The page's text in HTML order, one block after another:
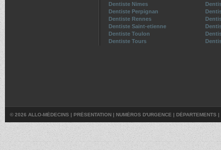
Dentiste Nimes
Dentiste Perpignan
Dentiste Rennes
Dentiste Saint-etienne
Dentiste Toulon
Dentiste Tours
© 2026 ALLO-MÉDECINS | PRÉSENTATION | NUMÉROS D'URGENCE | DÉPARTEMENTS |